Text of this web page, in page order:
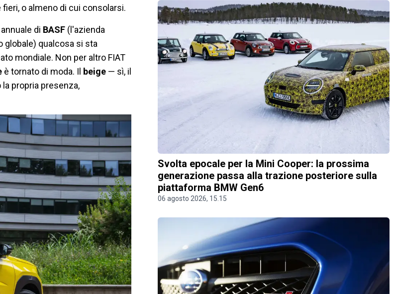
o almeno di cui consolarsi.
di BASF (l'azienda
qualcosa si sta
mondiale. Non per altro FIAT
è tornato di moda. Il beige — sì, il
propria presenza,
Svolta epocale per la Mini Cooper: la prossima
generazione passa alla trazione posteriore sulla
piattaforma BMW Gen6
06 agosto 2026, 15.15